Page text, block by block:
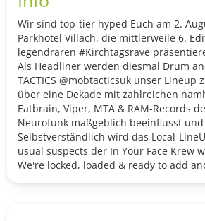
Wir sind top-tier hyped Euch am 2.
Parkhotel Villach, die mittlerweile 6.
legendrären #Kirchtagsrave
Als Headliner werden diesmal Drum
TACTICS @mobtacticsuk unser Lineup
über eine Dekade mit zahlreichen
Eatbrain, Viper, MTA & RAM-Records
Neurofunk maßgeblich beeinflusst
Selbstverständlich wird das Local-
usual suspects der In Your Face Krew
We're locked, loaded & ready to add